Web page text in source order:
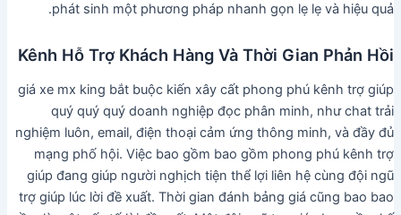
phát sinh một phương pháp nhanh gọn lẹ lẹ và hiệu quả.
Kênh Hỗ Trợ Khách Hàng Và Thời Gian Phản Hồi
giá xe mx king bắt buộc kiến xây cất phong phú kênh trợ giúp
quý quý quý doanh nghiệp đọc phân minh, như chat trải
nghiệm luôn, email, điện thoại cảm ứng thông minh, và đầy đủ
mạng phố hội. Việc bao gồm bao gồm phong phú kênh trợ
giúp đang giúp người nghịch tiện thể lợi liên hệ cùng đội ngũ
trợ giúp lúc lời đề xuất. Thời gian đánh bảng giá cũng bao bao